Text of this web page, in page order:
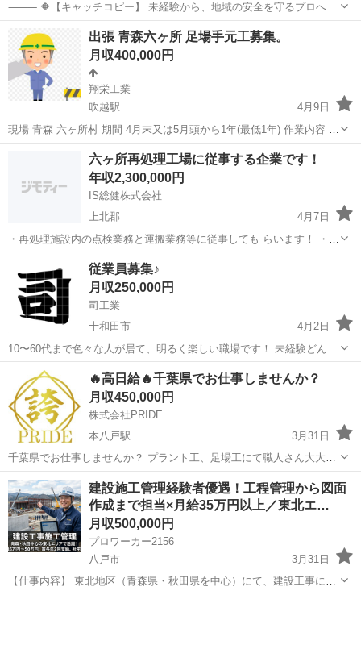
⸻ 🔶【キャッチコピー】 未経験から、地域の安全を守るプロへ。
あなたの目が、六ヶ所の未来を守る。 静かな作業、確かなやりがい。
経験よりも、誠実さと責任感を重視します。 ⸻ 🔶【仕事内容】 •
原子燃料サイクル施...
上北郡 吹越駅 その他 業務
出張 青森六ヶ所 足場手元工募集。
月収400,000円
翔栄工業
吹越駅
4月9日
現場 青森 六ヶ所村 期間 4月末又は5月頭から1年(最低1年) 作業内容 足
場手元 人数 5名 ※日本人の方のみ ※条件 元請けの社会保険に加入必
須 会社負担のところは元請けがするので個人負担のみになります。
吹越駅 その他 足場
六ヶ所再処理工場に従事する企業です！
年収2,300,000円
IS総健株式会社
上北郡
4月7日
・再処理施設内の点検業務と運搬業務等に従事しても らいます！ ・試
用期間スタートで、3~6ヶ月までです 3~6ヶ月過ぎてから正社員になり
ます ・【給与(正社員)】 ...
その他
従業員募集♪
月収250,000円
司工業
十和田市
4月2日
10〜60代まで色々な人が居て、明るく楽しい職場です！ 未経験どんな
方でもok⤴︎ 経験者は優遇⤴︎ 土工や舗装メインで色々やってます♪ その日
の仕事は終わったら終わりのメリハリある職場でやらせてもらってま
す。サービスで...
十和田市 土木 未経験
🔥高日給🔥千葉県でお仕事しませんか？
月収450,000円
株式会社PRIDE
本八戸駅
3月31日
千葉県でお仕事しませんか？ プラント工、足場工にて職人さん大大大
募集中🦾 鳶工職人月収 45万円以上可能🤩 見習でも30万以上🤩 一人親
方さんもOK🙆‍♀️ 当社の社会保険に加入後、現場入場になります！ ⭐️嬉
しい...
青森 八戸市 本八戸駅 鳶職 社会保険
建設施工管理経験者優遇！工程管理から図面
作成まで担当×月給35万円以上／東北エ…
月収500,000円
プロワーカー2156
八戸市
3月31日
【仕事内容】 東北地区（青森県・秋田県を中心）にて、建設工事にお